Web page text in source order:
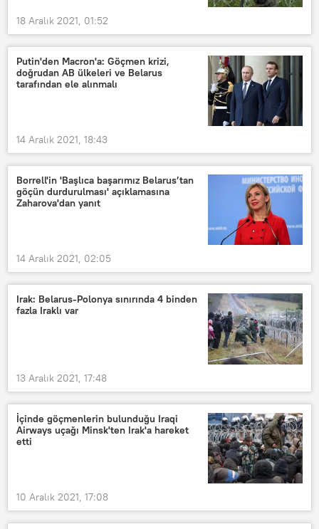
18 Aralık 2021, 01:52
Putin'den Macron'a: Göçmen krizi,
doğrudan AB ülkeleri ve Belarus
tarafından ele alınmalı
14 Aralık 2021, 18:43
Borrell'in 'Başlıca başarımız Belarus’tan
göçün durdurulması' açıklamasına
Zaharova'dan yanıt
14 Aralık 2021, 02:05
Irak: Belarus-Polonya sınırında 4 binden
fazla Iraklı var
13 Aralık 2021, 17:48
İçinde göçmenlerin bulunduğu Iraqi
Airways uçağı Minsk'ten Irak'a hareket
etti
10 Aralık 2021, 17:08